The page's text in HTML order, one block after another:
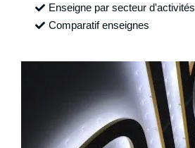
Enseigne par secteur d'activités
Comparatif enseignes